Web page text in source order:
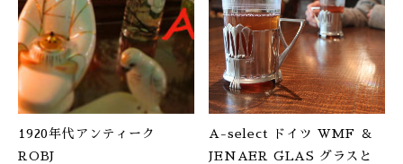
1920年代アンティーク
ROBJ
A-select ドイツ WMF ＆
JENAER GLAS グラスと